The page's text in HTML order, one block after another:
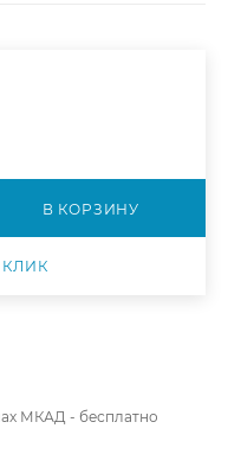
В КОРЗИНУ
КЛИК
МКАД - бесплатно